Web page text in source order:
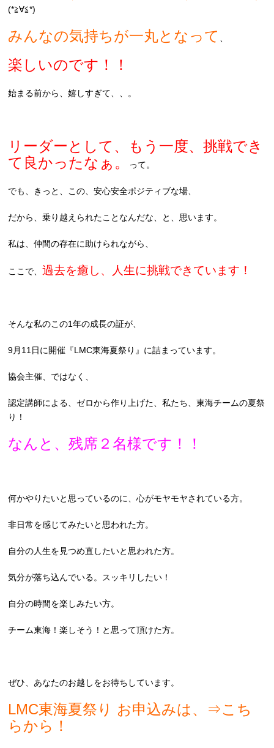
(*≧∀≦*)
みんなの気持ちが一丸となって
楽しいのです！！
始まる前から、嬉しすぎて、、。
リーダーとして、もう一度、挑戦でき
て良かったなぁ。
って。
でも、きっと、この、安心安全ポジティブな場、
だから、乗り越えられたことなんだな、と、思います。
私は、仲間の存在に助けられながら、
ここで、過去を癒し、人生に挑戦できています！
そんな私のこの1年の成長の証が、
9月11日に開催『LMC東海夏祭り』に詰まっています。
協会主催、ではなく、
認定講師による、ゼロから作り上げた、私たち、東海チームの夏祭
り！
なんと、残席２名様です！！
何かやりたいと思っているのに、心がモヤモヤされている方。
非日常を感じてみたいと思われた方。
自分の人生を見つめ直したいと思われた方。
気分が落ち込んでいる。スッキリしたい！
自分の時間を楽しみたい方。
チーム東海！楽しそう！と思って頂けた方。
ぜひ、あなたのお越しをお待ちしています。
LMC東海夏祭り お申込みは、⇒こち
らから！